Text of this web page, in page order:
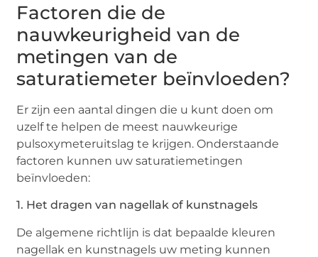
Factoren die de
nauwkeurigheid van de
metingen van de
saturatiemeter beïnvloeden?
Er zijn een aantal dingen die u kunt doen om
uzelf te helpen de meest nauwkeurige
pulsoxymeteruitslag te krijgen. Onderstaande
factoren kunnen uw saturatiemetingen
beïnvloeden:
1. Het dragen van nagellak of kunstnagels
De algemene richtlijn is dat bepaalde kleuren
nagellak en kunstnagels uw meting kunnen